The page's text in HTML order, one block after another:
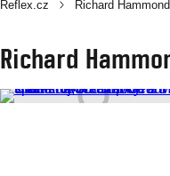
Reflex.cz Richard Hammond
Richard